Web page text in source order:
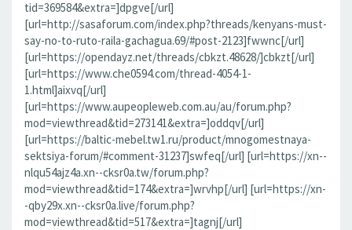
tid=369584&extra=]dpgve[/url]
[url=http://sasaforum.com/index.php?threads/kenyans-must-
say-no-to-ruto-raila-gachagua.69/#post-2123]fwwnc[/url]
[url=https://opendayz.net/threads/cbkzt.48628/]cbkzt[/url]
[url=https://www.che0594.com/thread-4054-1-
1.html]aixvq[/url]
[url=https://www.aupeopleweb.com.au/au/forum.php?
mod=viewthread&tid=273141&extra=]oddqv[/url]
[url=https://baltic-mebel.tw1.ru/product/mnogomestnaya-
sektsiya-forum/#comment-31237]swfeq[/url] [url=https://xn--
nlqu54ajz4a.xn--cksr0a.tw/forum.php?
mod=viewthread&tid=174&extra=]wrvhp[/url] [url=https://xn-
-qby29x.xn--cksr0a.live/forum.php?
mod=viewthread&tid=517&extra=]tagnj[/url]